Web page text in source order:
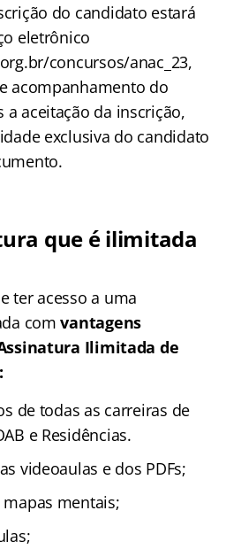
do candidato estará
eletrônico
concursos/anac_23,
acompanhamento do
a aceitação da inscrição,
exclusiva do candidato
que é ilimitada
ter acesso a uma
comvantagens
Ilimitada de
de todas as carreiras de
e Residências.
videoaulas e dos PDFs;
mentais;